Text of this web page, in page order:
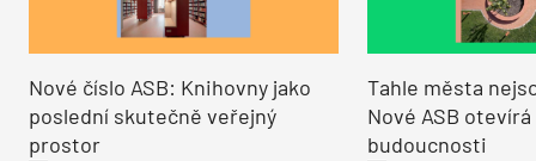
Nové číslo ASB: Knihovny jako
poslední skutečně veřejný
prostor
Tahle města
Nové ASB
budoucnosti